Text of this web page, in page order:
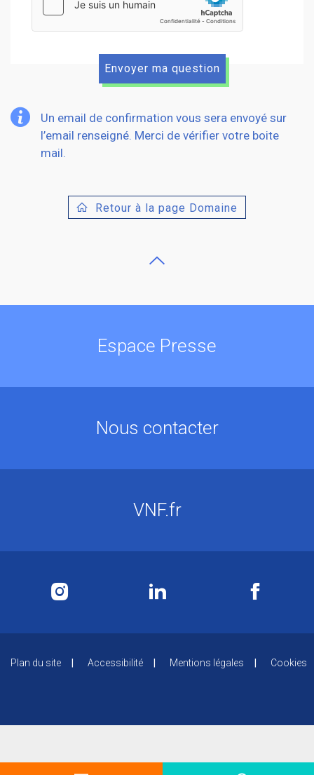
Un email de confirmation vous sera envoyé sur
l’email renseigné. Merci de vérifier votre boite
mail.
Retour à la page Domaine
Espace Presse
Nous contacter
VNF.fr
Plan du site Accessibilité Mentions légales Cookies